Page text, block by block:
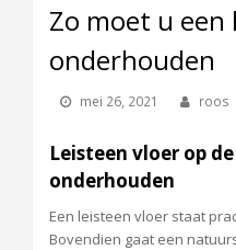
Zo moet u een
onderhouden
mei 26, 2021 roos
Leisteen vloer op
onderhouden
Een leisteen vloer staat
Bovendien gaat een